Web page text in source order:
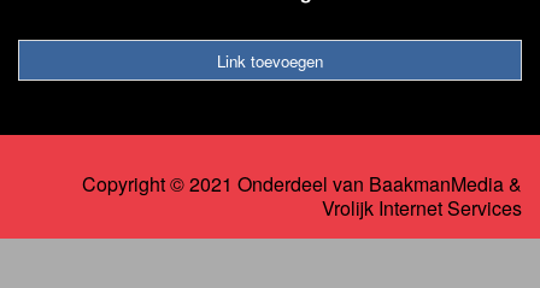
Link toevoegen
Copyright © 2021 Onderdeel van BaakmanMedia&
Vrolijk Internet Services